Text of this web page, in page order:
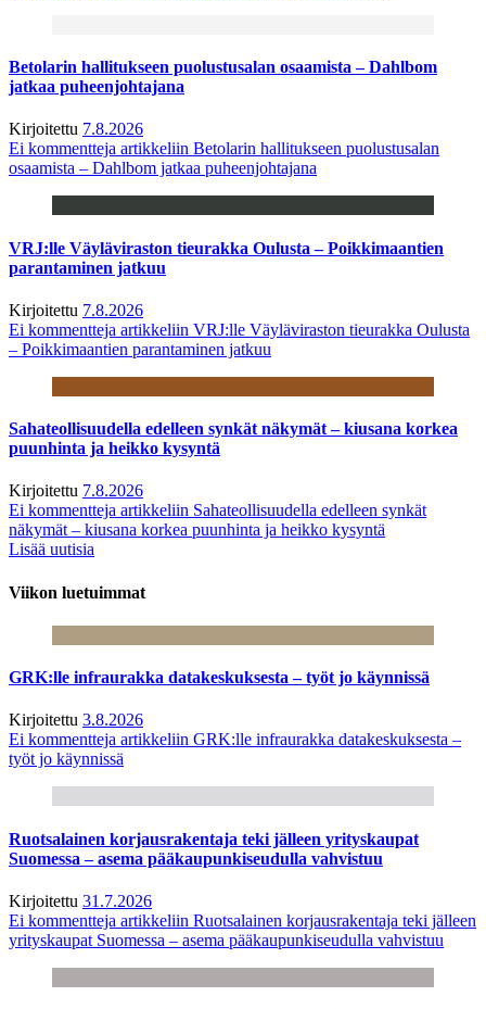
Betolarin hallitukseen puolustusalan osaamista – Dahlbom
jatkaa puheenjohtajana
Kirjoitettu 7.8.2026
Ei kommentteja artikkeliin Betolarin hallitukseen puolustusalan
osaamista – Dahlbom jatkaa puheenjohtajana
VRJ:lle Väyläviraston tieurakka Oulusta – Poikkimaantien
parantaminen jatkuu
Kirjoitettu 7.8.2026
Ei kommentteja artikkeliin VRJ:lle Väyläviraston tieurakka Oulusta
– Poikkimaantien parantaminen jatkuu
Sahateollisuudella edelleen synkät näkymät – kiusana korkea
puunhinta ja heikko kysyntä
Kirjoitettu 7.8.2026
Ei kommentteja artikkeliin Sahateollisuudella edelleen synkät
näkymät – kiusana korkea puunhinta ja heikko kysyntä
Lisää uutisia
Viikon luetuimmat
GRK:lle infraurakka datakeskuksesta – työt jo käynnissä
Kirjoitettu 3.8.2026
Ei kommentteja artikkeliin GRK:lle infraurakka datakeskuksesta –
työt jo käynnissä
Ruotsalainen korjausrakentaja teki jälleen yrityskaupat
Suomessa – asema pääkaupunkiseudulla vahvistuu
Kirjoitettu 31.7.2026
Ei kommentteja artikkeliin Ruotsalainen korjausrakentaja teki jälleen
yrityskaupat Suomessa – asema pääkaupunkiseudulla vahvistuu